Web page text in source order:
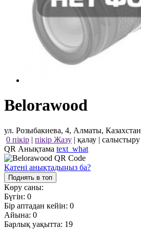
Belorawood
ул. Розыбакиева, 4, Алматы, Казахстан
0 пікір | пікір Жазу | қалау | салыстыру
QR Анықтама text_what
Қатені анықтадыңыз ба?
Поднять в топ
Көру саны:
Бүгін: 0
Бір аптадан кейін: 0
Айына: 0
Барлық уақытта: 19